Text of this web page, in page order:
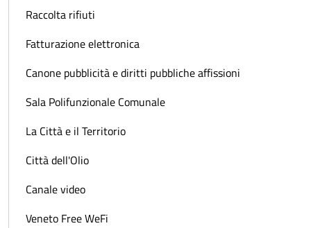
Raccolta rifiuti
Fatturazione elettronica
Canone pubblicità e diritti pubbliche affissioni
Sala Polifunzionale Comunale
La Città e il Territorio
Città dell'Olio
Canale video
Veneto Free WeFi